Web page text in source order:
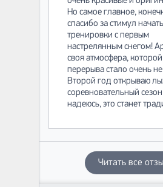
Но самое главное,
спасибо за стимул начать
тренировки с первым
настрелянным снегом!
своя атмосфера,
перерыва стало очень не
Второй год открываю
соревновательный
надеюсь, это станет
Читать все